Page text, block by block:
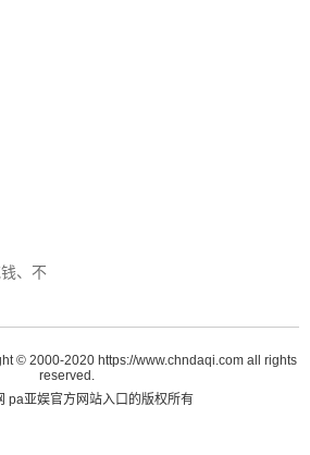
、不
© 2000-2020 https://www.chndaqi.com all rights
reserved.
pa亚娱官方网站入口的版权所有